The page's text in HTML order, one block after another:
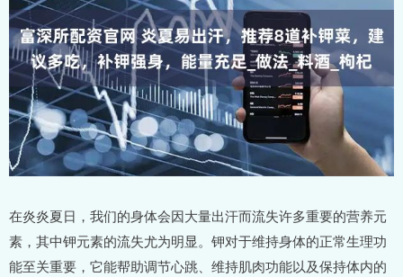
在炎炎夏日，我们的身体会因大量出汗而流失许多重要的营养元
素，其中钾元素的流失尤为明显。钾对于维持身体的正常生理功
能至关重要，它能帮助调节心跳、维持肌肉功能以及保持体内的